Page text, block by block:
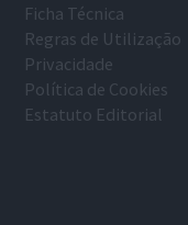
Ficha Técnica
Regras de Utilização
Privacidade
Política de Cookies
Estatuto Editorial